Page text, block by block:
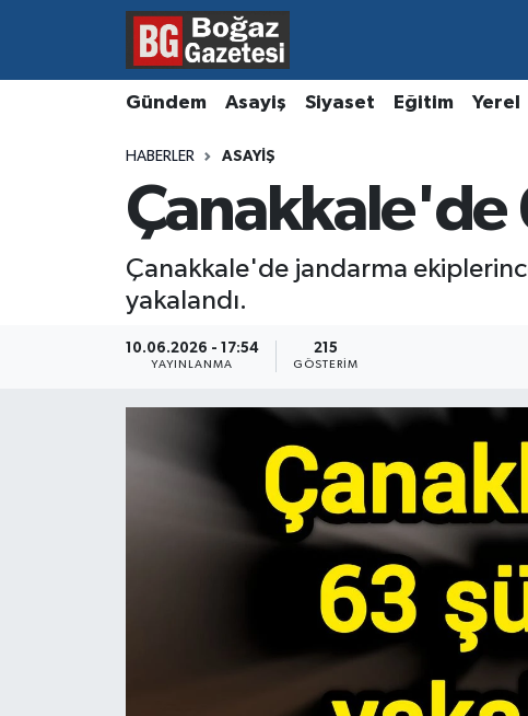
Gündem Asayiş Siyaset Eğitim Yerel
HABERLER ASAYIŞ
Çanakkale'de
Çanakkale'de jandarma
yakalandı.
10.06.2026 - 17:54
YAYINLANMA
215
GÖSTERIM
Asayiş
Ekonomi
Kültür ve Sanat
Hava Durumu
Süper Lig Puan Durumu ve Fikstür
Son Dakika Haberleri
Haber Arşivi